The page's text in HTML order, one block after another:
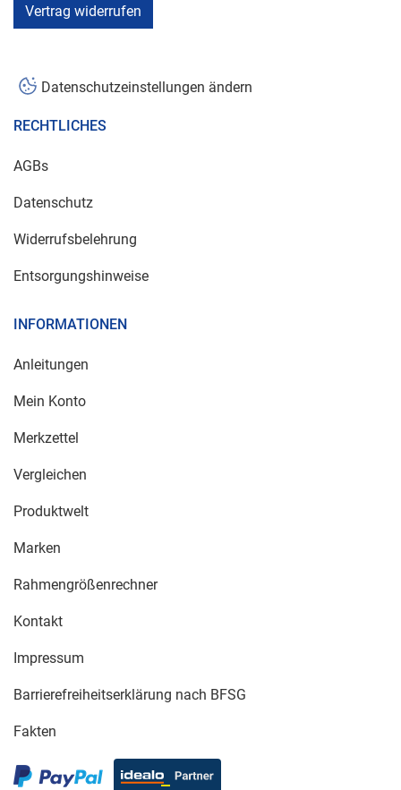
Vertrag widerrufen
Datenschutzeinstellungen ändern
RECHTLICHES
AGBs
Datenschutz
Widerrufsbelehrung
Entsorgungshinweise
INFORMATIONEN
Anleitungen
Mein Konto
Merkzettel
Vergleichen
Produktwelt
Marken
Rahmengrößenrechner
Kontakt
Impressum
Barrierefreiheitserklärung nach BFSG
Fakten